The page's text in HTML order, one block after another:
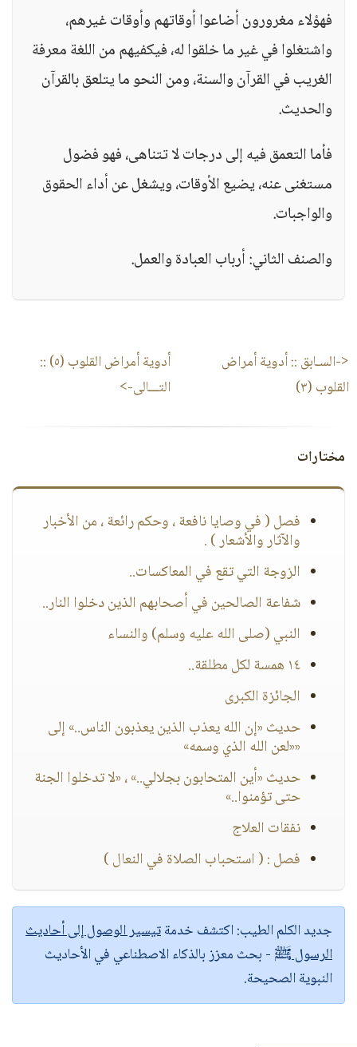
فهؤلاء مغرورون أضاعوا أوقاتهم وأوقات غيرهم،
واشتغلوا في غير ما خلقوا له، فيكفيهم من اللغة معرفة
الغريب في القرآن والسنة، ومن النحو ما يتلعق بالقرآن
والحديث.
فأما التعمق فيه إلى درجات لا تتناهى، فهو فضول
مستغنى عنه، يضيع الأوقات، ويشغل عن أداء الحقوق
والواجبات.
والصنف الثاني: أرباب العبادة والعمل.
<-السـابق ::أدوية أمراض
القلوب (٣)
أدوية أمراض القلوب (٥)
::
التـــالى->
مختارات
فصل ( في وصايا نافعة ، وحكم رائعة ، من الأخبار
والآثار والأشعار ) .
الزوجة التي تقع في المعاكسات..
شفاعة الصالحين في أصحابهم الذين دخلوا النار..
النبي (صلى الله عليه وسلم) والنساء
١٤ همسة لكل مطلقة..
الجائزة الكبرى
حديث «إن الله يعذب الذين يعذبون الناس..» إلى
««لعن الله الذي وسمه»
حديث «أين المتحابون بجلالي..» ، «لا تدخلوا الجنة
حتى تؤمنوا..»
نفقات العلاج
فصل : ( استحباب الصلاة في النعال )
جديد الكلم الطيب:اكتشف خدمةتيسير الوصول إلى أحاديث
الرسول ﷺ - بحث معزز بالذكاء الاصطناعي في الأحاديث
النبوية الصحيحة.